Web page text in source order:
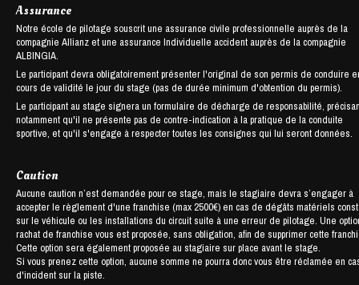
Assurance
Notre école de pilotage souscrit une assurance civile professionnelle auprès de la
compagnie Allianz et une assurance Individuelle accident auprès de la compagnie
ALBINGIA.
Le participant devra obligatoirement présenter l'original de son permis de conduire
cours de validité le jour du stage (pas de durée minimum d'obtention du permis).
Le participant au stage signera un formulaire de décharge de responsabilité,
notamment qu'il ne présente pas de contre-indication à la pratique de la conduite
sportive, et qu'il s'engage à respecter toutes les consignes qui lui seront données.
Caution
Aucune caution n’est demandée pour ce stage, mais le stagiaire devra s’engager à
accepter le règlement d'une franchise (max 2500€) en cas de dégâts matériels
sur le véhicule ou les installations du circuit suite à une erreur de pilotage. Une
rachat de franchise vous est proposée, sans obligation, afin de supprimer cette
Cette option sera également proposée au stagiaire sur place avant le stage.
Si vous prenez cette option, aucune somme ne pourra donc vous être réclamée en
d'incident sur la piste.